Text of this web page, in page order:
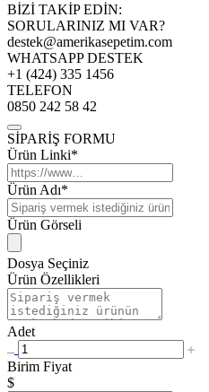
BİZİ TAKİP EDİN:
SORULARINIZ MI VAR?
destek@amerikasepetim.com
WHATSAPP DESTEK
+1 (424) 335 1456
TELEFON
0850 242 58 42
SİPARİŞ FORMU
Ürün Linki*
Ürün Adı*
Ürün Görseli
Dosya Seçiniz
Ürün Özellikleri
Adet
Birim Fiyat
$